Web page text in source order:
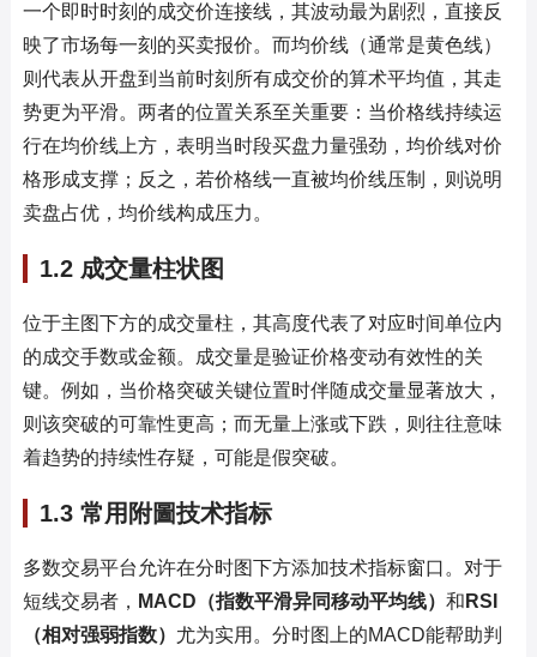
一个即时时刻的成交价连接线，其波动最为剧烈，直接反
映了市场每一刻的买卖报价。而均价线（通常是黄色线）
则代表从开盘到当前时刻所有成交价的算术平均值，其走
势更为平滑。两者的位置关系至关重要：当价格线持续运
行在均价线上方，表明当时段买盘力量强劲，均价线对价
格形成支撑；反之，若价格线一直被均价线压制，则说明
卖盘占优，均价线构成压力。
1.2 成交量柱状图
位于主图下方的成交量柱，其高度代表了对应时间单位内
的成交手数或金额。成交量是验证价格变动有效性的关
键。例如，当价格突破关键位置时伴随成交量显著放大，
则该突破的可靠性更高；而无量上涨或下跌，则往往意味
着趋势的持续性存疑，可能是假突破。
1.3 常用附圖技术指标
多数交易平台允许在分时图下方添加技术指标窗口。对于
短线交易者， MACD（指数平滑异同移动平均线） 和 RSI
（相对强弱指数） 尤为实用。分时图上的MACD能帮助判